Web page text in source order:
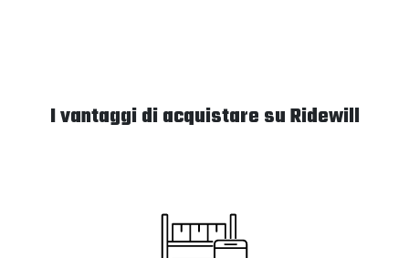
I vantaggi di acquistare su Ridewill